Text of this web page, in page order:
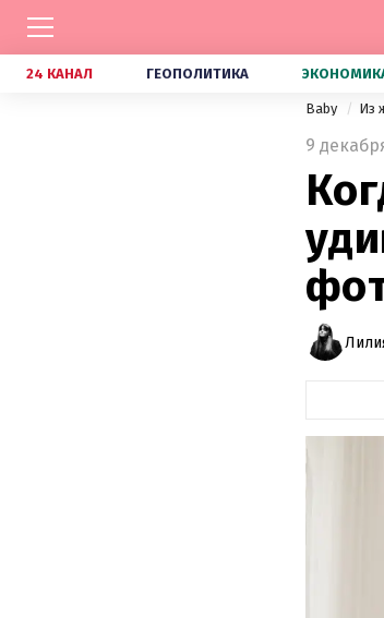
24 КАНАЛ ГЕОПОЛИТИКА
Baby Из
9